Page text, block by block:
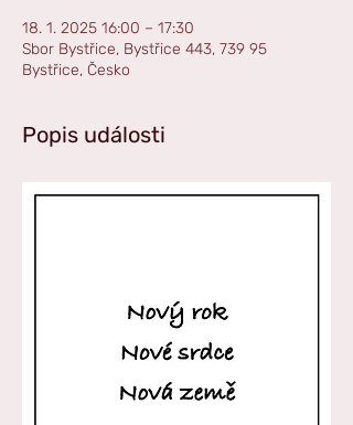
18. 1. 2025 16:00 – 17:30
Sbor Bystřice, Bystřice 443, 739 95
Bystřice, Česko
Popis události